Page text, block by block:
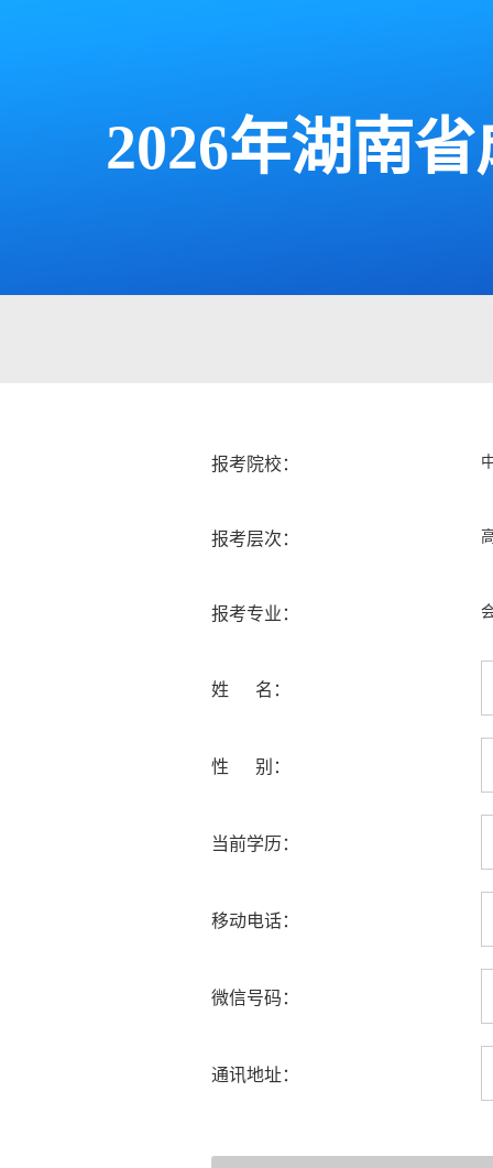
2026年湖南
报考院校：
报考层次：
报考专业：
姓 名：
性 别：
当前学历：
移动电话：
微信号码：
通讯地址：